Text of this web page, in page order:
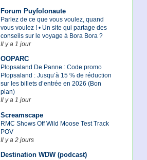
Forum Puyfolonaute
Parlez de ce que vous voulez, quand
vous voulez ! • Un site qui partage des
conseils sur le voyage à Bora Bora ?
Il y a 1 jour
OOPARC
Plopsaland De Panne : Code promo
Plopsaland : Jusqu’à 15 % de réduction
sur les billets d’entrée en 2026 (Bon
plan)
Il y a 1 jour
Screamscape
RMC Shows Off Wild Moose Test Track
POV
Il y a 2 jours
Destination WDW (podcast)